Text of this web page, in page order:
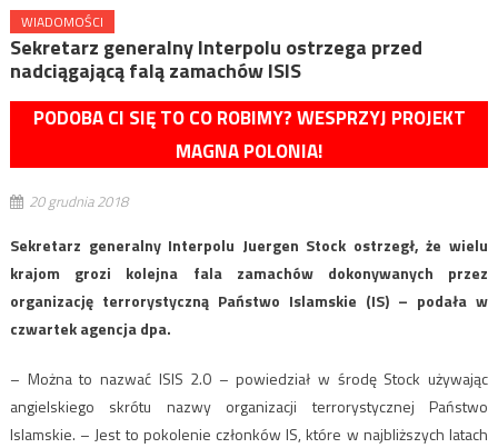
WIADOMOŚCI
Sekretarz generalny Interpolu ostrzega przed
nadciągającą falą zamachów ISIS
PODOBA CI SIĘ TO CO ROBIMY? WESPRZYJ PROJEKT
MAGNA POLONIA!
20 grudnia 2018
Sekretarz generalny Interpolu Juergen Stock ostrzegł, że wielu
krajom grozi kolejna fala zamachów dokonywanych przez
organizację terrorystyczną Państwo Islamskie (IS) – podała w
czwartek agencja dpa.
– Można to nazwać ISIS 2.0 – powiedział w środę Stock używając
angielskiego skrótu nazwy organizacji terrorystycznej Państwo
Islamskie. – Jest to pokolenie członków IS, które w najbliższych latach